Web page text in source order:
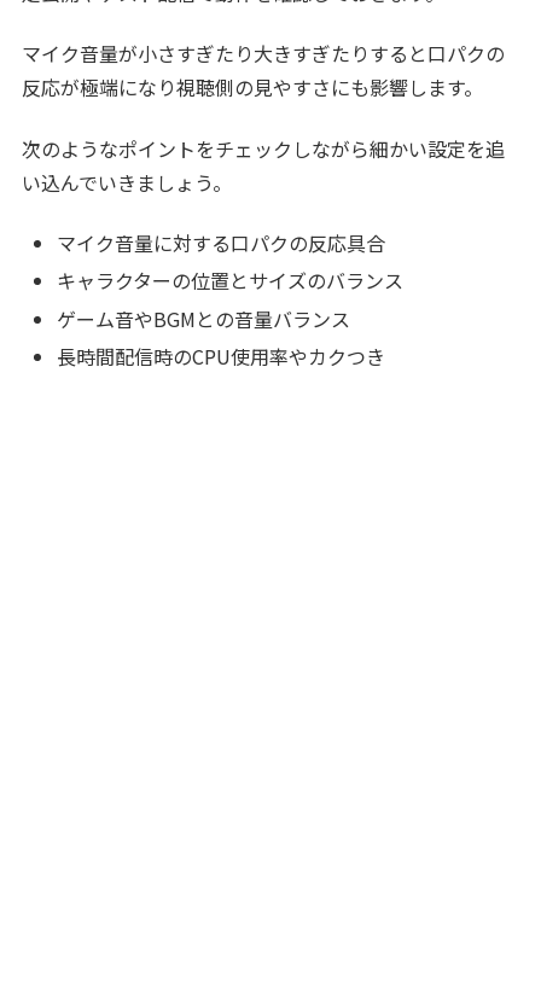
マイク音量が小さすぎたり大きすぎたりすると口パクの
反応が極端になり視聴側の見やすさにも影響します。
次のようなポイントをチェックしながら細かい設定を追
い込んでいきましょう。
マイク音量に対する口パクの反応具合
キャラクターの位置とサイズのバランス
ゲーム音やBGMとの音量バランス
長時間配信時のCPU使用率やカクつき